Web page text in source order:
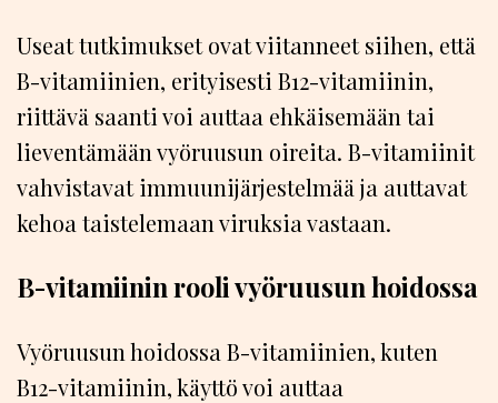
Useat tutkimukset ovat viitanneet siihen, että
B-vitamiinien, erityisesti B12-vitamiinin,
riittävä saanti voi auttaa ehkäisemään tai
lieventämään vyöruusun oireita. B-vitamiinit
vahvistavat immuunijärjestelmää ja auttavat
kehoa taistelemaan viruksia vastaan.
B-vitamiinin rooli vyöruusun hoidossa
Vyöruusun hoidossa B-vitamiinien, kuten
B12-vitamiinin, käyttö voi auttaa